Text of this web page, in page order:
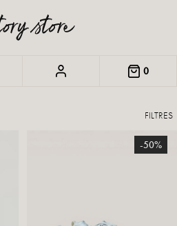
0
FILTRES
-50%